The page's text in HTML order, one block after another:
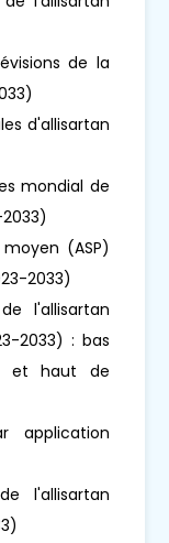
de la
d'allisartan
mondial de
(ASP)
2033)
l'allisartan
2033) : bas
et haut de
application
l'allisartan